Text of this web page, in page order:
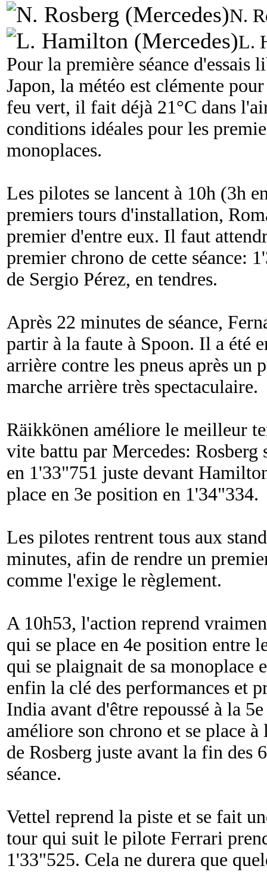
N.
L.
Pour la première séance d'essais
Japon, la météo est clémente
feu vert, il fait déjà 21°C dans
conditions idéales pour les
monoplaces.
Les pilotes se lancent à 10h (3h
premiers tours d'installation,
premier d'entre eux. Il faut
premier chrono de cette séance:
de Sergio Pérez, en tendres.
Après 22 minutes de séance,
partir à la faute à Spoon. Il a été
arrière contre les pneus après un
marche arrière très spectaculaire.
Räikkönen améliore le meilleur
vite battu par Mercedes: Rosberg
en 1'33"751 juste devant
place en 3e position en 1'34"334.
Les pilotes rentrent tous aux
minutes, afin de rendre un
comme l'exige le règlement.
A 10h53, l'action reprend
qui se place en 4e position entre
qui se plaignait de sa monoplace
enfin la clé des performances et
India avant d'être repoussé à la
améliore son chrono et se place
de Rosberg juste avant la fin des
séance.
Vettel reprend la piste et se fait
tour qui suit le pilote Ferrari
1'33"525. Cela ne durera que